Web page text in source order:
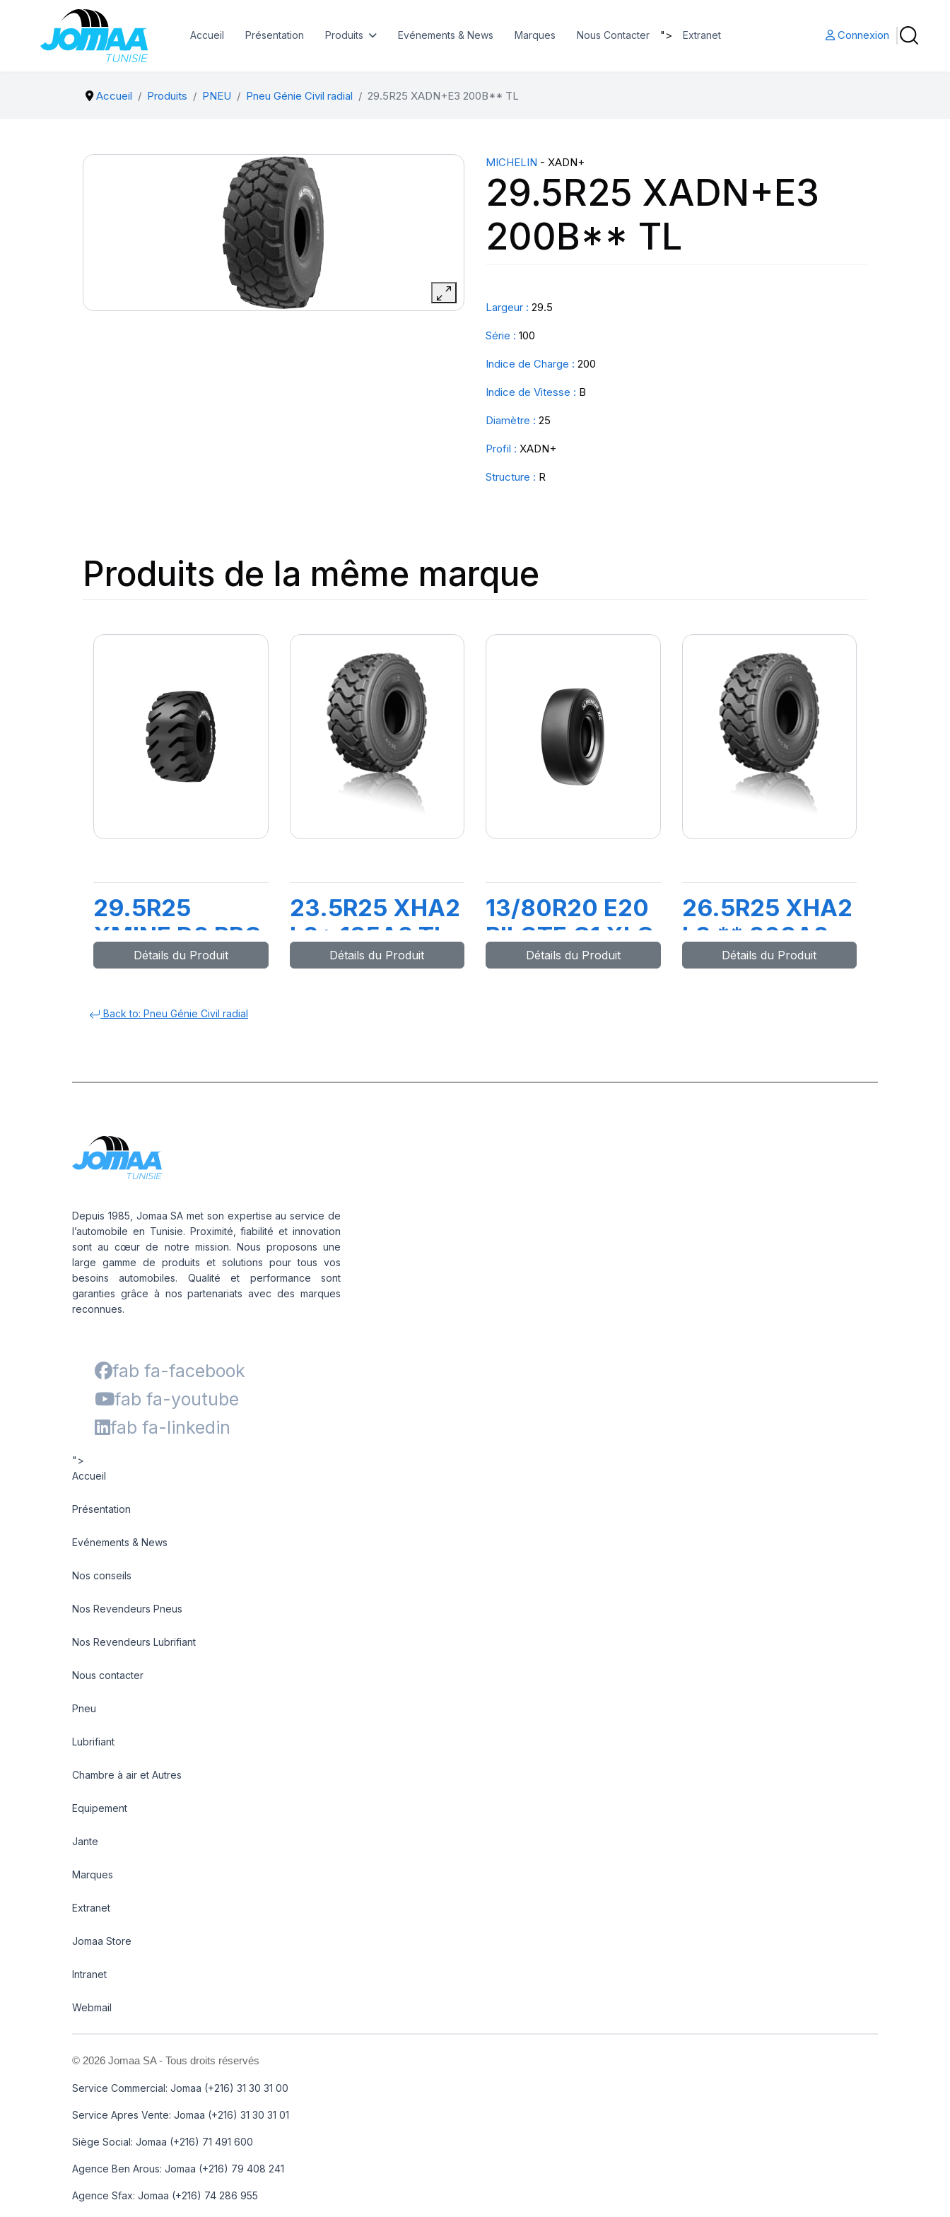
Accueil Présentation Produits Evénements & News Marques Nous Contacter "> Extranet Connexion
Accueil Produits PNEU Pneu Génie Civil radial 29.5R25 XADN+E3 200B** TL
MICHELIN - XADN+
29.5R25 XADN+E3
200B** TL
Largeur : 29.5
Série : 100
Indice de Charge : 200
Indice de Vitesse : B
Diamètre : 25
Profil : XADN+
Structure : R
Produits de la même marque
29.5R25
XMINE D2 PRO
L5 TL***
Détails du Produit
23.5R25 XHA2
L3* 195A2 TL
Détails du Produit
13/80R20 E20
PILOTE C1 XLC
Détails du Produit
26.5R25 XHA2
L3 ** 209A2
TL
Détails du Produit
Back to: Pneu Génie Civil radial
Depuis 1985, Jomaa SA met son expertise au service de
l’automobile en Tunisie. Proximité, fiabilité et innovation
sont au cœur de notre mission. Nous proposons une
large gamme de produits et solutions pour tous vos
besoins automobiles. Qualité et performance sont
garanties grâce à nos partenariats avec des marques
reconnues.
fab fa-facebook
fab fa-youtube
fab fa-linkedin
">
Accueil
Présentation
Evénements & News
Nos conseils
Nos Revendeurs Pneus
Nos Revendeurs Lubrifiant
Nous contacter
Pneu
Lubrifiant
Chambre à air et Autres
Equipement
Jante
Marques
Extranet
Jomaa Store
Intranet
Webmail
© 2026 Jomaa SA - Tous droits réservés
Service Commercial: Jomaa (+216) 31 30 31 00
Service Apres Vente: Jomaa (+216) 31 30 31 01
Siège Social: Jomaa (+216) 71 491 600
Agence Ben Arous: Jomaa (+216) 79 408 241
Agence Sfax: Jomaa (+216) 74 286 955